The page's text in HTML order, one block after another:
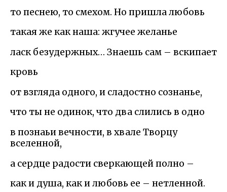
то песнею, то смехом. Но пришла любовь
такая же как наша: жгучее желанье
ласк безудержных… Знаешь сам – вскипает
кровь
от взгляда одного, и сладостно сознанье,
что ты не одинок, что два слились в одно
в познаьи вечности, в хвале Творцу
вселенной,
а сердце радости сверкающей полно –
как и душа, как и любовь ее – нетленной.